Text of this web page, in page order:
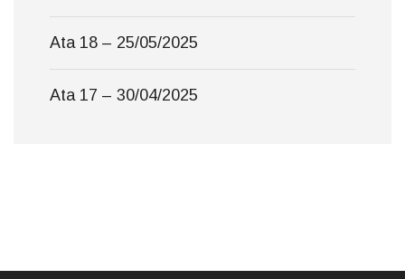
Ata 18 – 25/05/2025
Ata 17 – 30/04/2025